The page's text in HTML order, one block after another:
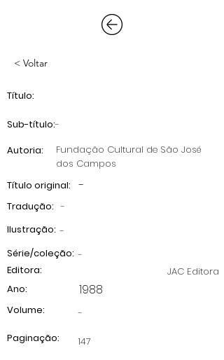
< Voltar
Título:
-
Sub-título:
Autoria:
Fundação Cultural de São José
dos Campos
Título original:
-
Tradução: -
Ilustração: -
Série/coleção: -
JAC Editora
Editora:
1988
Ano:
Volume:
-
Paginação:
147